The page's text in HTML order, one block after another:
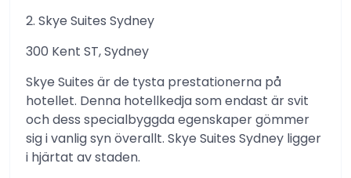
2. Skye Suites Sydney
300 Kent ST, Sydney
Skye Suites är de tysta prestationerna på
hotellet. Denna hotellkedja som endast är svit
och dess specialbyggda egenskaper gömmer
sig i vanlig syn överallt. Skye Suites Sydney ligger
i hjärtat av staden.